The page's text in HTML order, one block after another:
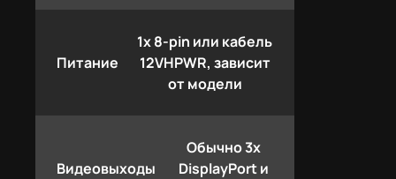
Питание
1x 8-pin или кабель
12VHPWR, зависит
от модели
Видеовыходы
Обычно 3x
DisplayPort и